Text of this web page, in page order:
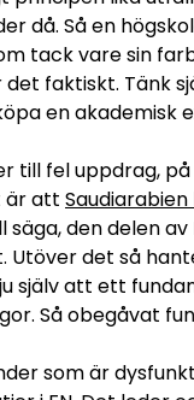
då. Så en
tack vare sin
det faktiskt. Tänk
en akademisk
till fel uppdrag,
är att
säga, den delen
det så
själv att ett
Så obegåvat
som är